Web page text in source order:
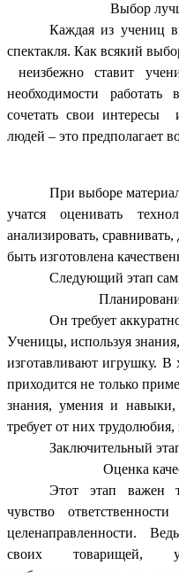
Выбор
Каждая из учениц
спектакля. Как всякий
неизбежно ставит
необходимости работать
сочетать свои
людей – это предполагает
При выборе
учатся оценивать
анализировать,
быть изготовлена
Следующий этап
Он требует
Ученицы, используя
изготавливают игрушку. В
приходится не только
знания, умения и
требует от них
Заключительный
Оценка
Этот этап важен
чувство
целенаправленности.
своих товарищей,